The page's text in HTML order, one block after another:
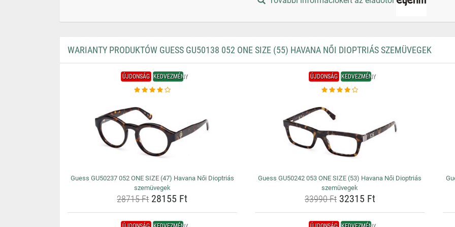
WARIANTY PRODUKTÓW GUESS GU50138 052 ONE SIZE (55) HAVANA NŐI DIOPTRIÁS SZEMÜVEGEK
ÚJDONSÁG KEDVEZMÉNY
Guess GU50237 052 ONE SIZE (47) Havana Női Dioptriás
szemüvegek
28715 Ft28155 Ft
ÚJDONSÁG KEDVEZMÉNY
Guess GU50242 053 ONE SIZE (53) Havana Női Dioptriás
szemüvegek
33990 Ft32315 Ft